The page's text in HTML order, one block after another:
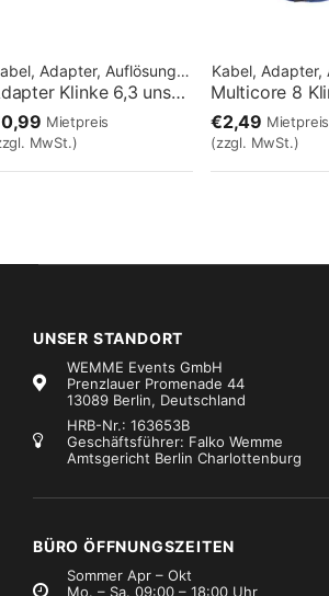
Kabel, Adapter, Auflösungen
Adapter Klinke 6,3 unsym. male / Cinch female
Mietpreis
MwSt.)
€2,49 Mietpreis
(zzgl. MwSt.)
Kabel, Adapter, Auflösungen
MwSt.)
(zzgl. MwSt.)
UNSER STANDORT
WEMME Events GmbH
Prenzlauer Promenade 44
13089 Berlin, Deutschland
HRB-Nr.: 163653B
Geschäftsführer: Falko Wemme
Amtsgericht Berlin Charlottenburg
BÜRO ÖFFNUNGSZEITEN
Sommer Apr – Okt
Mo. – Sa. 09:00 – 18:00 Uhr